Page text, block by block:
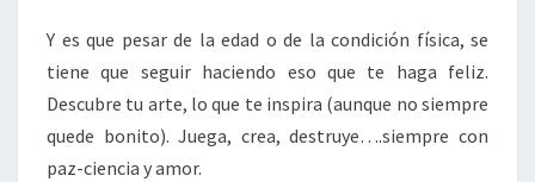
Y es que pesar de la edad o de la condición física, se
tiene que seguir haciendo eso que te haga feliz.
Descubre tu arte, lo que te inspira (aunque no siempre
quede bonito). Juega, crea, destruye….siempre con
paz-ciencia y amor.